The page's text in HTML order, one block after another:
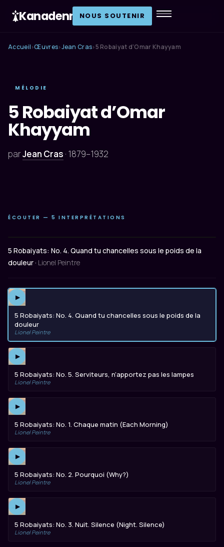
Kanadenn NOUS SOUTENIR
Accueil ›Œuvres›Jean Cras›5 Robaiyat d’Omar Khayyam
MÉLODIE
5 Robaiyat d’Omar
Khayyam
parJean Cras · 1879–1932
ÉCOUTER — 5 INTERPRÉTATIONS
5 Robaiyats: No. 4. Quand tu chancelles sous le poids de la
douleur · Lionel Peintre
▶
5 Robaiyats: No. 4. Quand tu chancelles sous le poids de la
douleur
Lionel Peintre
▶
5 Robaiyats: No. 5. Serviteurs, n'apportez pas les lampes
Lionel Peintre
▶
5 Robaiyats: No. 1. Chaque matin (Each Morning)
Lionel Peintre
▶
5 Robaiyats: No. 2. Pourquoi (Why?)
Lionel Peintre
▶
5 Robaiyats: No. 3. Nuit. Silence (Night. Silence)
Lionel Peintre